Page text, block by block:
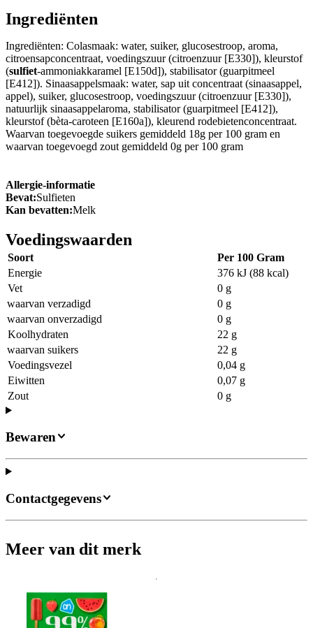
Ingrediënten
Ingrediënten: Colasmaak: water, suiker, glucosestroop, aroma,
citroensapconcentraat, voedingszuur (citroenzuur [E330]), kleurstof
(sulfiet-ammoniakkaramel [E150d]), stabilisator (guarpitmeel
[E412]). Sinaasappelsmaak: water, sap uit concentraat (sinaasappel,
appel), suiker, glucosestroop, voedingszuur (citroenzuur [E330]),
natuurlijk sinaasappelaroma, stabilisator (guarpitmeel [E412]),
kleurstof (bèta-caroteen [E160a]), kleurend rodebietenconcentraat.
Waarvan toegevoegde suikers gemiddeld 18g per 100 gram en
waarvan toegevoegd zout gemiddeld 0g per 100 gram
Allergie-informatie
Bevat:Sulfieten
Kan bevatten:Melk
Voedingswaarden
Soort
Per 100 Gram
Energie
376 kJ (88 kcal)
Vet
0 g
waarvan verzadigd
0 g
waarvan onverzadigd
0 g
Koolhydraten
22 g
waarvan suikers
22 g
Voedingsvezel
0,04 g
Eiwitten
0,07 g
Zout
0 g
Bewaren
Contactgegevens
Meer van dit merk